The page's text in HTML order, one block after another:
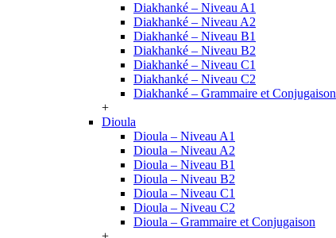
Diakhanké – Niveau A1
Diakhanké – Niveau A2
Diakhanké – Niveau B1
Diakhanké – Niveau B2
Diakhanké – Niveau C1
Diakhanké – Niveau C2
Diakhanké – Grammaire et Conjugaison
+
Dioula
Dioula – Niveau A1
Dioula – Niveau A2
Dioula – Niveau B1
Dioula – Niveau B2
Dioula – Niveau C1
Dioula – Niveau C2
Dioula – Grammaire et Conjugaison